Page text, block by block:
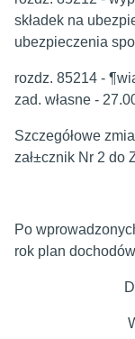
składek na
ubezpieczenia
rozdz. 85214 -
zad. własne -
Szczegółowe
zał±cznik Nr 2 do
Po
rok plan